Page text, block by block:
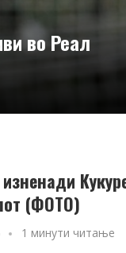
во Реал
изненади
(ФОТО)
1 минути читање